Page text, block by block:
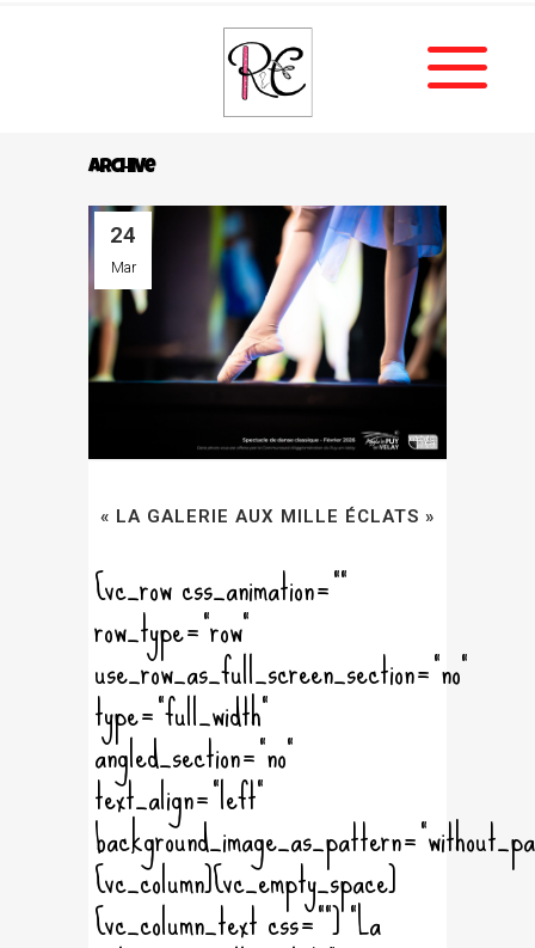
Archive
24
Mar
« LA GALERIE AUX MILLE ÉCLATS »
[vc_row css_animation=""
row_type="row"
use_row_as_full_screen_section="no"
type="full_width"
angled_section="no"
text_align="left"
[vc_column][vc_empty_space]
[vc_column_text css=""] "La